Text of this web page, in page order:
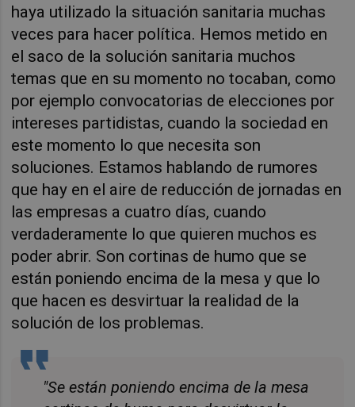
haya utilizado la situación sanitaria muchas
veces para hacer política. Hemos metido en
el saco de la solución sanitaria muchos
temas que en su momento no tocaban, como
por ejemplo convocatorias de elecciones por
intereses partidistas, cuando la sociedad en
este momento lo que necesita son
soluciones. Estamos hablando de rumores
que hay en el aire de reducción de jornadas en
las empresas a cuatro días, cuando
verdaderamente lo que quieren muchos es
poder abrir. Son cortinas de humo que se
están poniendo encima de la mesa y que lo
que hacen es desvirtuar la realidad de la
solución de los problemas.
"Se están poniendo encima de la mesa